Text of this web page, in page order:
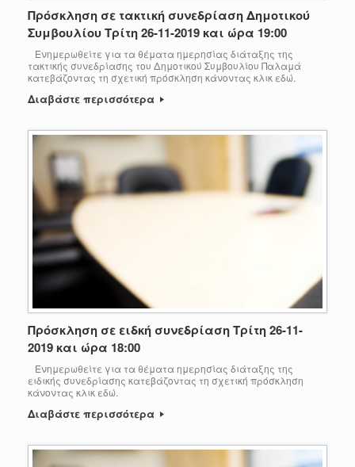
Πρόσκληση σε τακτική συνεδρίαση Δημοτικού
Συμβουλίου Τρίτη 26-11-2019 και ώρα 19:00
Ενημερωθείτε για τα θέματα ημερησίας διάταξης της
τακτικής συνεδρίασης του Δημοτικού Συμβουλίου Παλαμά
κατεβάζοντας τη σχετική πρόσκληση κάνοντας κλικ εδώ.
Διαβάστε περισσότερα
Πρόσκληση σε ειδκή συνεδρίαση Τρίτη 26-11-
2019 και ώρα 18:00
Ενημερωθείτε για τα θέματα ημερησίας διάταξης της
ειδικής συνεδρίασης κατεβάζοντας τη σχετική πρόσκληση
κάνοντας κλικ εδώ.
Διαβάστε περισσότερα